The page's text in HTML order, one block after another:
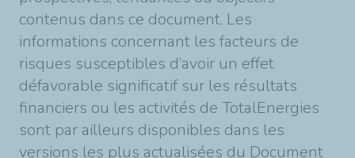
contenus dans ce document. Les
informations concernant les facteurs de
risques susceptibles d’avoir un effet
défavorable significatif sur les résultats
financiers ou les activités de TotalEnergies
sont par ailleurs disponibles dans les
versions les plus actualisées du Document